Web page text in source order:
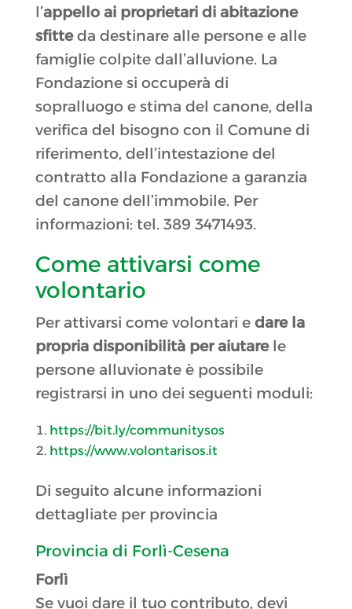
l’appello ai proprietari di abitazione
sfitteda destinare alle persone e alle
famiglie colpite dall’alluvione. La
Fondazione si occuperà di
sopralluogo e stima del canone, della
verifica del bisogno con il Comune di
riferimento, dell’intestazione del
contratto alla Fondazione a garanzia
del canone dell’immobile. Per
informazioni: tel. 389 3471493.
Come attivarsi come
volontario
Per attivarsi come volontari e dare la
propria disponibilità per aiutarele
persone alluvionate è possibile
registrarsi in uno dei seguenti moduli:
https://bit.ly/communitysos
https://www.volontarisos.it
Di seguito alcune informazioni
dettagliate per provincia
Provincia di Forlì-Cesena
Forlì
Se vuoi dare il tuo contributo, devi